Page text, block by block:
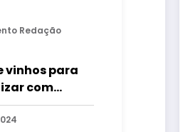
Redação
vinhos para
com